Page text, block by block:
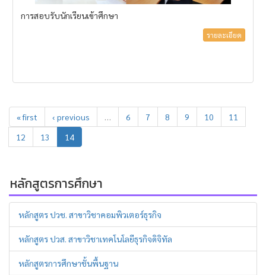
การสอบรับนักเรียนเข้าศึกษา
รายละเอียด
« first ‹ previous … 6 7 8 9 10
11
12
13 14
หลักสูตรการศึกษา
หลักสูตร ปวช. สาขาวิชาคอมพิวเตอร์ธุรกิจ
หลักสูตร ปวส. สาขาวิชาเทคโนโลยีธุรกิจดิจิทัล
หลักสูตรการศึกษาชั้นพื้นฐาน